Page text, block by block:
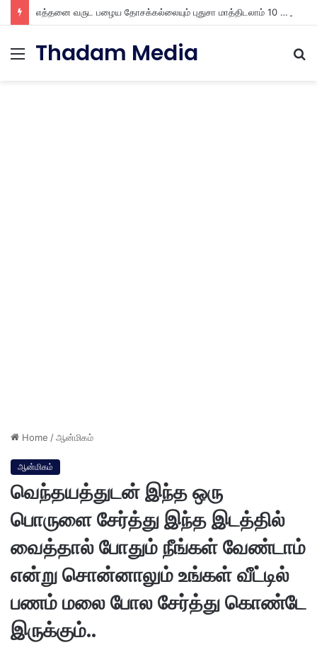
எத்தனை வருட பழைய தோசக்கல்லையும் புதுசா மாத்திடலாம் 10 நிமிடத்தில் பழைய தோசக்கல்லை பள பள என மாத்திடலாம்
Menu
Thadam Media
Home /ஆன்மிகம்
ஆன்மிகம்
வெந்தயத்துடன் இந்த ஒரு
பொருளை சேர்த்து இந்த இடத்தில்
வைத்தால் போதும் நீங்கள் வேண்டாம்
என்று சொன்னாலும் உங்கள் வீட்டில்
பணம் மலை போல சேர்த்து கொண்டே
இருக்கும்..